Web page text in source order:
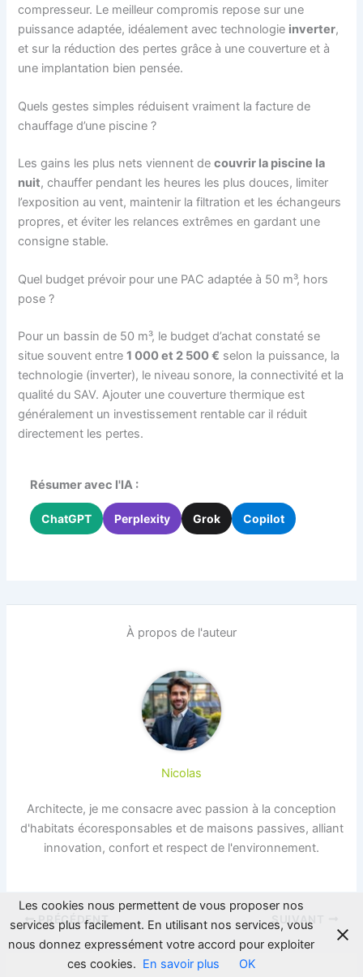
compresseur. Le meilleur compromis repose sur une
puissance adaptée, idéalement avec technologie inverter,
et sur la réduction des pertes grâce à une couverture et à
une implantation bien pensée.
Quels gestes simples réduisent vraiment la facture de
chauffage d’une piscine ?
Les gains les plus nets viennent decouvrir la piscine la
nuit, chauffer pendant les heures les plus douces, limiter
l’exposition au vent, maintenir la filtration et les échangeurs
propres, et éviter les relances extrêmes en gardant une
consigne stable.
Quel budget prévoir pour une PAC adaptée à 50 m³, hors
pose ?
Pour un bassin de 50 m³, le budget d’achat constaté se
situe souvent entre1 000 et 2 500 € selon la puissance, la
technologie (inverter), le niveau sonore, la connectivité et la
qualité du SAV. Ajouter une couverture thermique est
généralement un investissement rentable car il réduit
directement les pertes.
Résumer avec l'IA :
ChatGPT Perplexity Grok Copilot
À propos de l'auteur
Nicolas
Architecte, je me consacre avec passion à la conception
d'habitats écoresponsables et de maisons passives, alliant
innovation, confort et respect de l'environnement.
PRÉCÉDENT
Les cookies nous permettent de vous proposer nos
services plus facilement. En utilisant nos services, vous
nous donnez expressément votre accord pour exploiter
ces cookies. En savoir plus OK